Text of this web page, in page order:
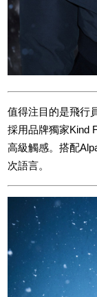
值得注目的是飛行
採用品牌獨家Kind
高級觸感。搭配
次語言。